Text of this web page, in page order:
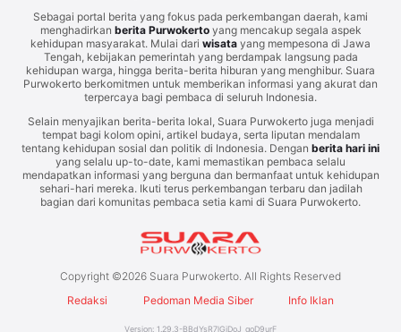
Sebagai portal berita yang fokus pada perkembangan daerah, kami
menghadirkan berita Purwokertoyang mencakup segala aspek
kehidupan masyarakat. Mulai dari wisata yang mempesona di Jawa
Tengah, kebijakan pemerintah yang berdampak langsung pada
kehidupan warga, hingga berita-berita hiburan yang menghibur. Suara
Purwokerto berkomitmen untuk memberikan informasi yang akurat dan
terpercaya bagi pembaca di seluruh Indonesia.
Selain menyajikan berita-berita lokal, Suara Purwokerto juga menjadi
tempat bagi kolom opini, artikel budaya, serta liputan mendalam
tentang kehidupan sosial dan politik di Indonesia. Dengan berita hari ini
yang selalu up-to-date, kami memastikan pembaca selalu
mendapatkan informasi yang berguna dan bermanfaat untuk kehidupan
sehari-hari mereka. Ikuti terus perkembangan terbaru dan jadilah
bagian dari komunitas pembaca setia kami di Suara Purwokerto.
Copyright ©2026 Suara Purwokerto. All Rights Reserved
Redaksi
Pedoman Media Siber Info Iklan
Version: 1.29.3-BBdYsR7lGiDoJ_qoD9urF